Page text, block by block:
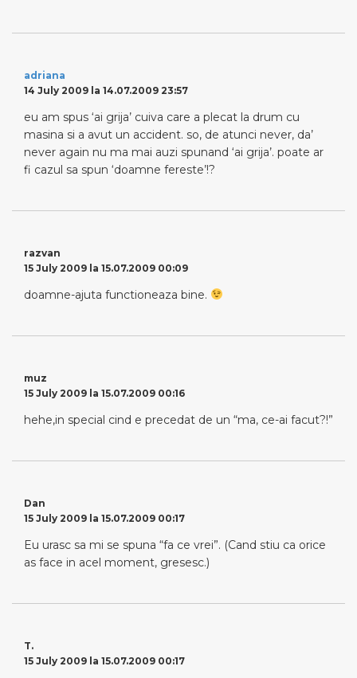
adriana
14 July 2009 la 14.07.2009 23:57
eu am spus ‘ai grija’ cuiva care a plecat la drum cu
masina si a avut un accident. so, de atunci never, da’
never again nu ma mai auzi spunand ‘ai grija’. poate ar
fi cazul sa spun ‘doamne fereste’!?
razvan
15 July 2009 la 15.07.2009 00:09
doamne-ajuta functioneaza bine.
muz
15 July 2009 la 15.07.2009 00:16
hehe,in special cind e precedat de un “ma, ce-ai facut?!”
Dan
15 July 2009 la 15.07.2009 00:17
Eu urasc sa mi se spuna “fa ce vrei”. (Cand stiu ca orice
as face in acel moment, gresesc.)
T.
15 July 2009 la 15.07.2009 00:17